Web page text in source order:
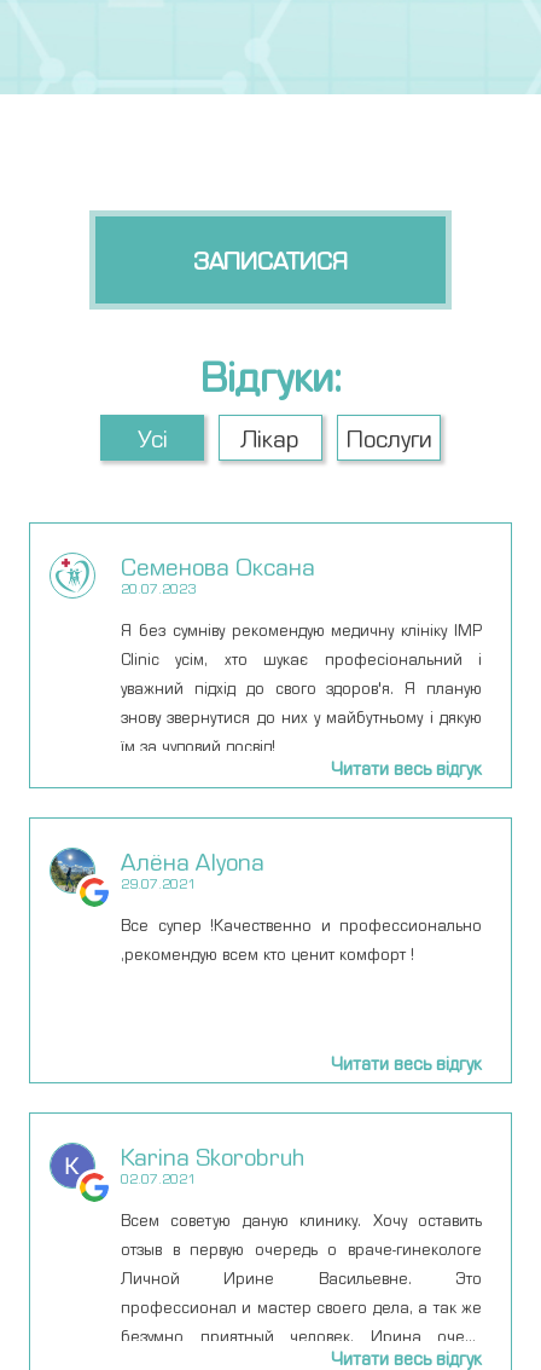
ЗАПИСАТИСЯ
Відгуки:
Усі Лікар Послуги
Семенова Оксана
20.07.2023
Я без сумніву рекомендую медичну клініку IMP
Clinic усім, хто шукає професіональний і
уважний підхід до свого здоров'я. Я планую
знову звернутися до них у майбутньому і дякую
їм за чудовий досвід!
Читати весь відгук
Алёна Alyona
29.07.2021
Все супер !Качественно и профессионально
,рекомендую всем кто ценит комфорт !
Читати весь відгук
Karina Skorobruh
02.07.2021
Всем советую даную клинику. Хочу оставить
отзыв в первую очередь о враче-гинекологе
Личной Ирине Васильевне. Это
профессионал и мастер своего дела, а так же
безумно приятный человек. Ирина очень
квалифицированный специалист и с
Читати весь відгук